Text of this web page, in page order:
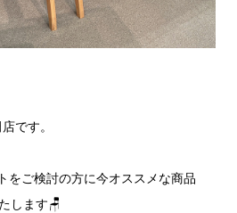
です。
をご検討の方に今オススメな商品
します🪑